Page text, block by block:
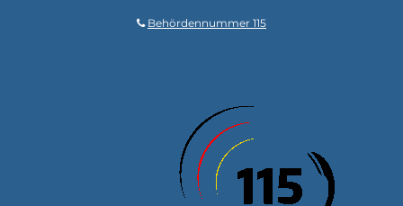
Behördennummer 115